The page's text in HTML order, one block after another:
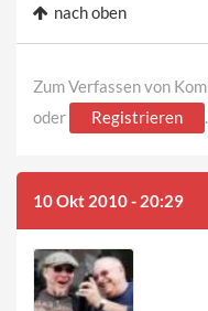
nach oben
Zum Verfassen von
oder
Registrieren
10 Okt 2010 - 20:29